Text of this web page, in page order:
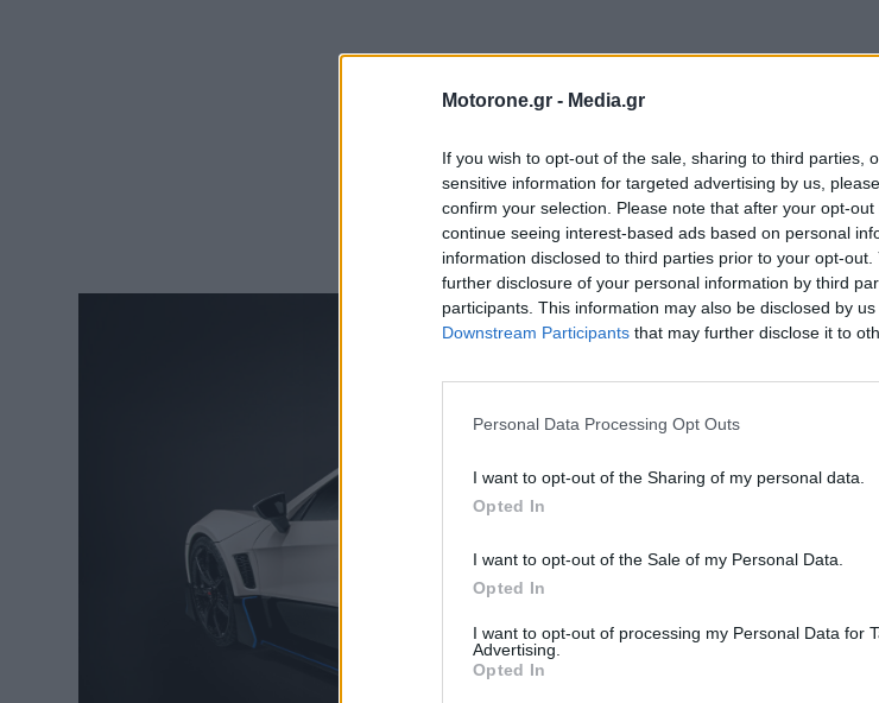
Motorone.gr - Media.gr
If you wish to opt-out of the sale, sharing to third parties,
sensitive information for targeted advertising by us,
confirm your selection. Please note that after your opt-
continue seeing interest-based ads based on personal
information disclosed to third parties prior to your opt-
further disclosure of your personal information by third
participants. This information may also be disclosed by
Downstream Participants that may further disclose it to
Personal Data Processing Opt Outs
I want to opt-out of the Sharing of my personal data.
Opted In
I want to opt-out of the Sale of my Personal Data.
Opted In
I want to opt-out of processing my Personal Data for
Advertising.
Opted In